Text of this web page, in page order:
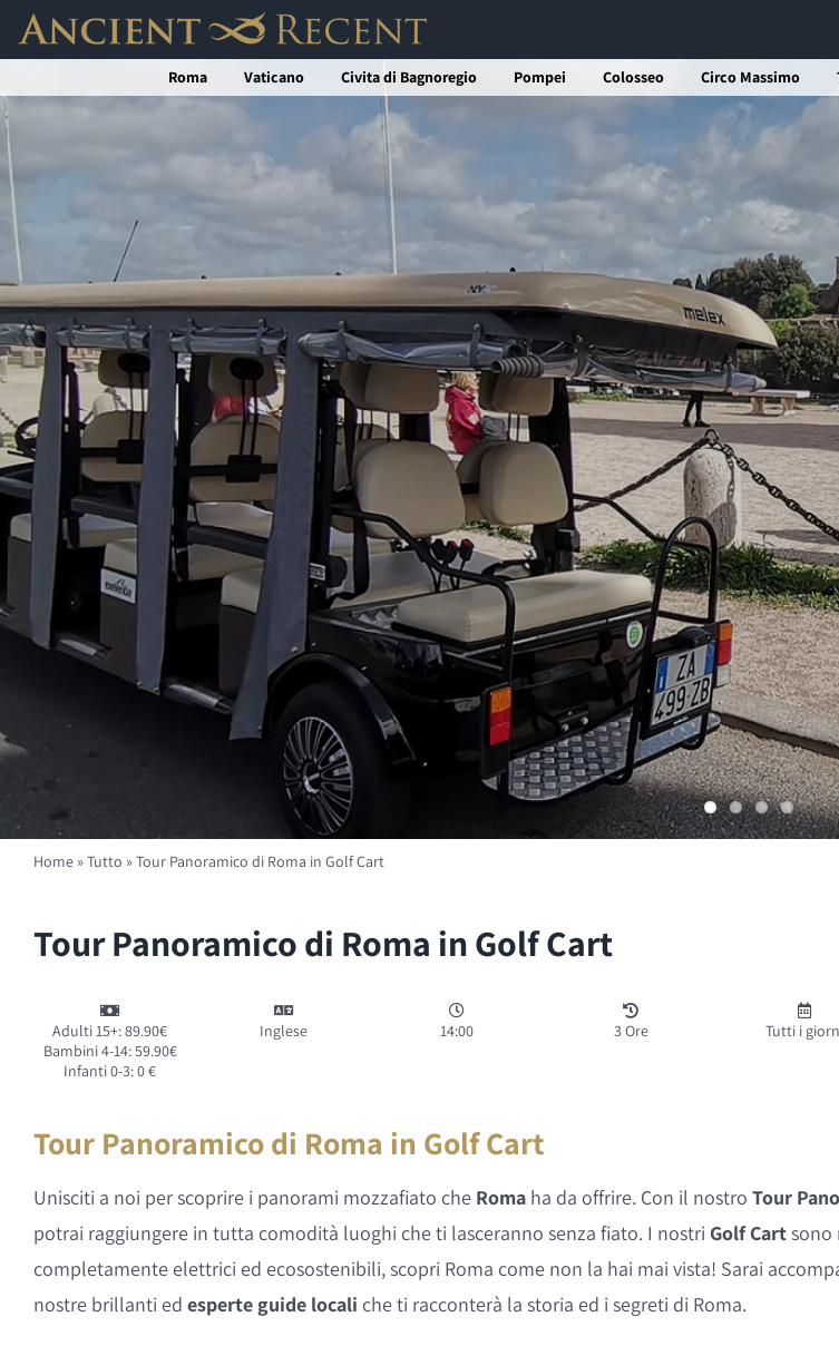
Salta
Roma Vaticano Civita di Bagnoregio Pompei Colosseo Circo Massimo
Home »Tutto »Tour Panoramico di Roma in Golf Cart
Tour Panoramico di Roma in Golf Cart
Adulti 15+: 89.90€
Bambini 4-14: 59.90€
Infanti 0-3: 0 €
Inglese 14:00 3 Ore Tutti i
Tour Panoramico di Roma in Golf Cart
Unisciti a noi per scoprire i panorami mozzafiato che Romaha da offrire. Con il nostro Tour
potrai raggiungere in tutta comodità luoghi che ti lasceranno senza fiato. I nostri Golf Cartsono
completamente elettrici ed ecosostenibili, scopri Roma come non la hai mai vista! Sarai
nostre brillanti ed esperte guide locali che ti racconterà la storia ed i segreti di Roma.